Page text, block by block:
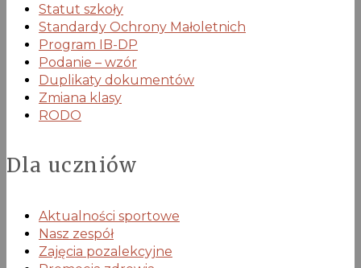
Statut szkoły
Standardy Ochrony Małoletnich
Program IB-DP
Podanie – wzór
Duplikaty dokumentów
Zmiana klasy
RODO
Dla uczniów
Aktualności sportowe
Nasz zespół
Zajęcia pozalekcyjne